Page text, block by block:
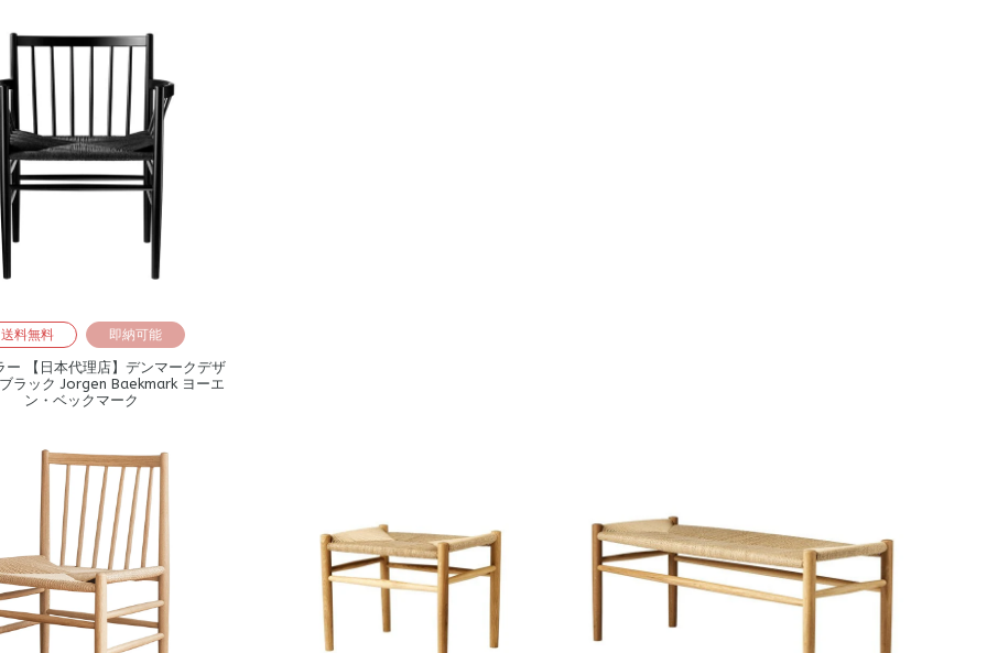
送料無料 即納可能
ー 【日本代理店】デンマークデザ
ラック Jorgen Baekmark ヨーエ
ン・ベックマーク